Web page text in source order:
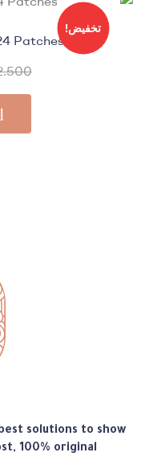
تخفيض!
Patches
متجر
هبّات
solutions to show
100% original.